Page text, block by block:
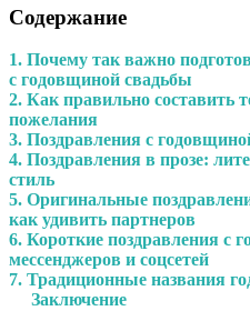
Содержание
1. Почему так важно
с годовщиной свадьбы
2. Как правильно составить
пожелания
3. Поздравления с
4. Поздравления в прозе:
стиль
5. Оригинальные
как удивить партнеров
6. Короткие поздравления с
мессенджеров и соцсетей
7. Традиционные названия
Заключение